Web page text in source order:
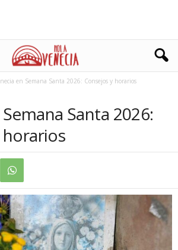
en Semana Santa 2026: Consejos y horarios
Santa 2026:
horarios